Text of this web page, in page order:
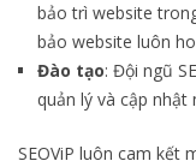
bảo trì website
bảo website luôn
Đào tạo: Đội ngũ
quản lý và cập nhật
SEOViP luôn cam kết